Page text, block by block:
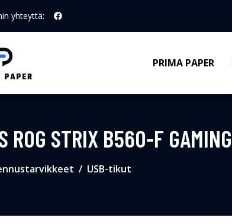
yhteyttä:
PRIMA PAPER
ROG STRIX B560-F
USB-tikut